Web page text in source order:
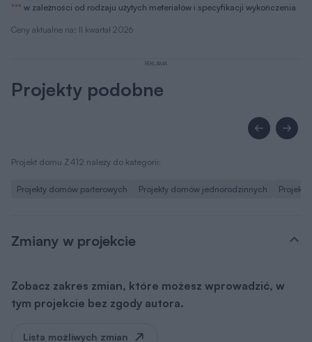
Ceny aktualne na: II kwartał 2026
*** w zależności od rodzaju użytych meteriałów i specyfikacji wykończenia
REKLAMA
Projekty podobne
Projekt domu Z412 należy do kategorii:
Projekty domów parterowych Projekty domów jednorodzinnych
Zmiany w projekcie
Zobacz zakres zmian, które możesz wprowadzić, w
tym projekcie bez zgody autora.
Lista możliwych zmian